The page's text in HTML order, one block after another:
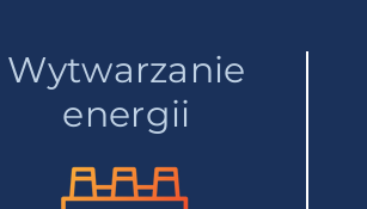
Wytwarzanie
energii